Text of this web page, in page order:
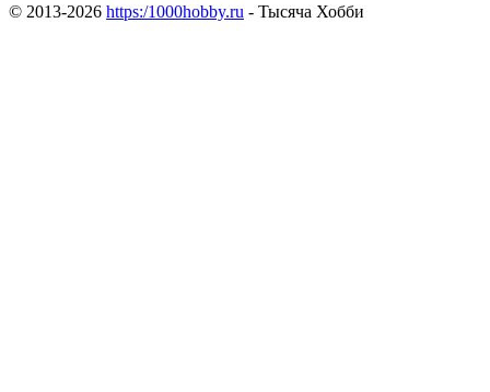
© 2013-2026 https:/1000hobby.ru - Тысяча Хобби